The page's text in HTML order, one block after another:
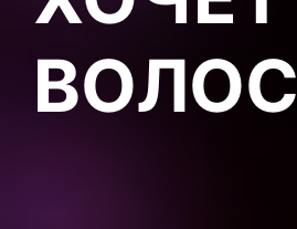
ВОЛОС